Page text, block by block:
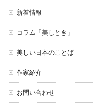
新着情報
コラム「美しとき」
美しい日本のことば
作家紹介
お問い合わせ